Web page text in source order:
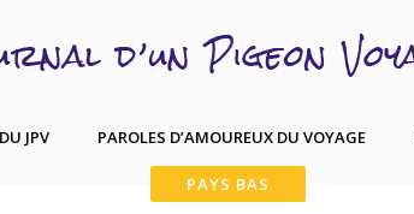
JPV PAROLES D’AMOUREUX DU VOYAGE
PAYS BAS